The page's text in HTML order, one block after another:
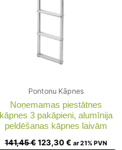
Pontonu Kāpnes
Noņemamas piestātnes
kāpnes 3 pakāpieni, alumīnija
peldēšanas kāpnes laivām
141,45€123,30€ ar 21% PVN